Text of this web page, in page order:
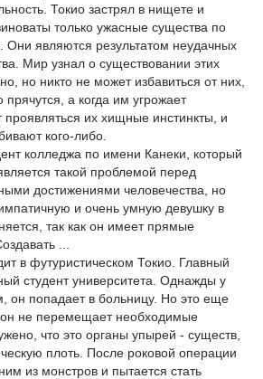
Токио застрял в нищете и
только ужасные существа по
Они являются результатом неудачных
Мир узнал о существовании этих
но никто не может избавиться от них,
прячутся, а когда им угрожает
проявляться их хищные инстинкты, и
кого-либо.
колледжа по имени Канеки, который
такой проблемой перед
достижениями человечества, но
и очень умную девушку в
так как он имеет прямые
...
в футуристическом Токио. Главный
студент университета. Однажды у
он попадает в больницу. Но это еще
не перемещает необходимые
что это органы упырей - существ,
плоть. После роковой операции
из монстров и пытается стать